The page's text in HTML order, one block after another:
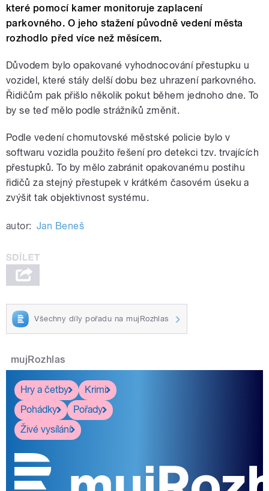
které pomocí kamer monitoruje zaplacení
parkovného. O jeho stažení původně vedení města
rozhodlo před více než měsícem.
Důvodem bylo opakované vyhodnocování přestupku u
vozidel, které stály delší dobu bez uhrazení parkovného.
Řidičům pak přišlo několik pokut během jednoho dne. To
by se teď mělo podle strážníků změnit.
Podle vedení chomutovské městské policie bylo v
softwaru vozidla použito řešení pro detekci tzv. trvajících
přestupků. To by mělo zabránit opakovanému postihu
řidičů za stejný přestupek v krátkém časovém úseku a
zvýšit tak objektivnost systému.
autor: Jan Beneš
Všechny díly pořadu na mujRozhlas
mujRozhlas
Hry a četby
Krimi
Pohádky
Pořady
Živé vysílání